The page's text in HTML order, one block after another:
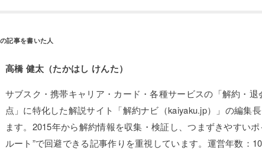
高橋 健太（たかはし けんた）
サブスク・携帯キャリア・カード・各種サービスの「解約・退
点」に特化した解説サイト「解約ナビ（kaiyaku.jp）」の編集
ます。2015年から解約情報を収集・検証し、つまずきやすいポ
ルート”で回避できる記事作りを重視しています。運営年数：